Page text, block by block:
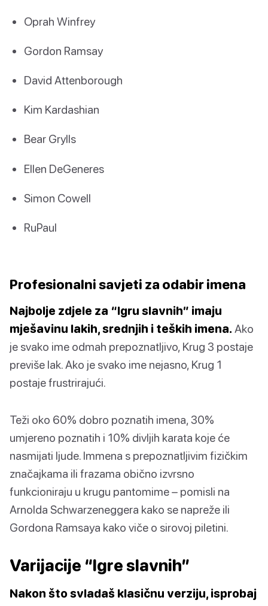
Oprah Winfrey
Gordon Ramsay
David Attenborough
Kim Kardashian
Bear Grylls
Ellen DeGeneres
Simon Cowell
RuPaul
Profesionalni savjeti za odabir imena
Najbolje zdjele za “Igru slavnih” imaju
mješavinu lakih, srednjih i teških imena. Ako
je svako ime odmah prepoznatljivo, Krug 3 postaje
previše lak. Ako je svako ime nejasno, Krug 1
postaje frustrirajući.
Teži oko 60% dobro poznatih imena, 30%
umjereno poznatih i 10% divljih karata koje će
nasmijati ljude. Immena s prepoznatljivim fizičkim
značajkama ili frazama obično izvrsno
funkcioniraju u krugu pantomime – pomisli na
Arnolda Schwarzeneggera kako se napreže ili
Gordona Ramsaya kako viče o sirovoj piletini.
Varijacije “Igre slavnih”
Nakon što svladaš klasičnu verziju, isprobaj